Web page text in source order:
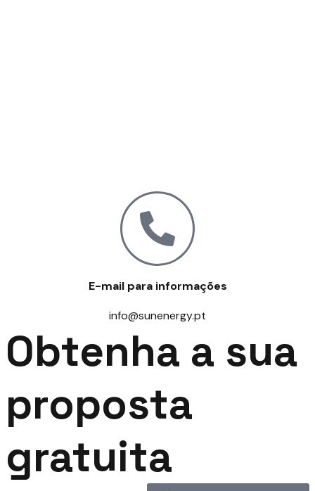
E-mail para informações
info@sunenergy.pt
Obtenha a sua
proposta
gratuita